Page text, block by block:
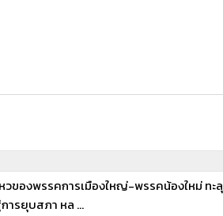
วของพรรคการเมืองใหญ่-พรรคน้องใหม่ ทะลุ
รยุบสภา หล ...